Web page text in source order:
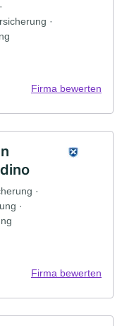
·
Firma bewerten
·
·
Firma bewerten